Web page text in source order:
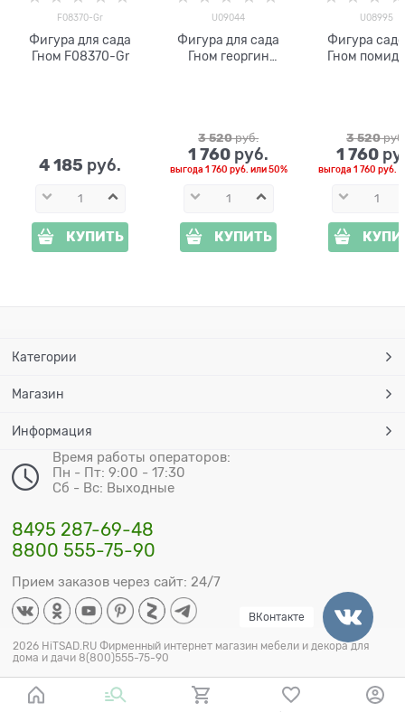
F08370-Gr
Фигура для сада
Гном F08370-Gr
4 185 руб.
КУПИТЬ
U09044
Фигура для сада
Гном георгин
3 520 руб.
1 760 руб.
выгода 1 760 руб. или50%
КУПИТЬ
U08995
Фигура
Гном
3 520
1 760
выгода 1 760 руб.
Категории
Магазин
Информация
Время работы операторов:
Пн - Пт: 9:00 - 17:30
Сб - Вс: Выходные
8495 287-69-48
8800 555-75-90
Прием заказов через сайт: 24/7
2026 HiTSAD.RU Фирменный интернет магазин мебели и декора для
дома и дачи 8(800)555-75-90
ВКонтакте